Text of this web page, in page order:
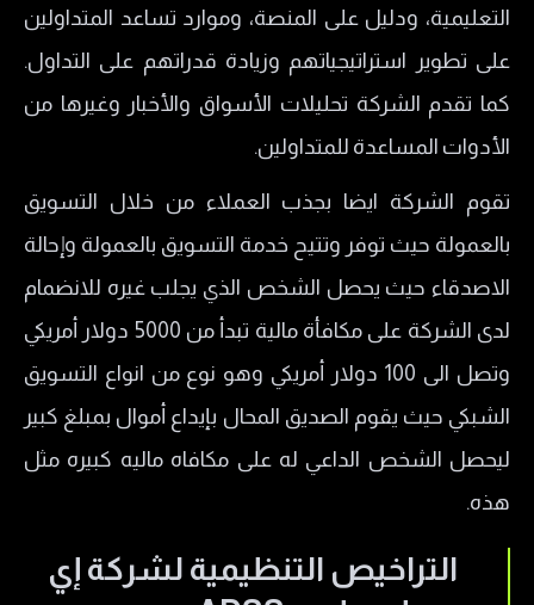
ADSS
هل شركة ADSS نصابة؟
رسوم شركة إي دي إس إس ADSS
معلومات الاتصال بشركة إي دي اس اس ADSS
خدمة العملاء في شركة إي دي إس سيكيوريتيز
ADS Securities
ايجابيات وسلبيات شركة إي دي إس إس ADSS
الإيجابيات
السلبيات
التعليمية، ودليل على المنصة، وموارد تساعد المتداولين
على تطوير استراتيجياتهم وزيادة قدراتهم على التداول.
كما تقدم الشركة تحليلات الأسواق والأخبار وغيرها من
الأدوات المساعدة للمتداولين.
تقوم الشركة ايضا بجذب العملاء من خلال التسويق
بالعمولة حيث توفر وتتيح خدمة التسويق بالعمولة وإحالة
الاصدقاء حيث يحصل الشخص الذي يجلب غيره للانضمام
لدى الشركة على مكافأة مالية تبدأ من 5000 دولار أمريكي
وتصل الى 100 دولار أمريكي وهو نوع من انواع التسويق
الشبكي حيث يقوم الصديق المحال بإيداع أموال بمبلغ كبير
ليحصل الشخص الداعي له على مكافاه ماليه كبيره مثل
هذه.
التراخيص التنظيمية لشركة إي